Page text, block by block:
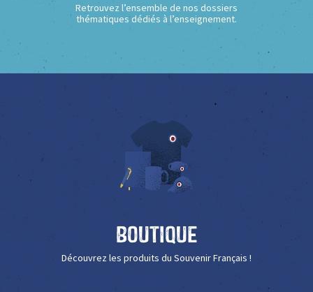
Retrouvez l’ensemble de nos dossiers
thématiques dédiés à l’enseignement.
Boutique
Découvrez les produits du Souvenir Français !